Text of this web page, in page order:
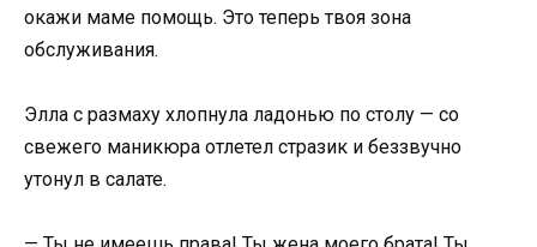
окажи маме помощь. Это теперь твоя зона
обслуживания.
Элла с размаху хлопнула ладонью по столу — со
свежего маникюра отлетел стразик и беззвучно
утонул в салате.